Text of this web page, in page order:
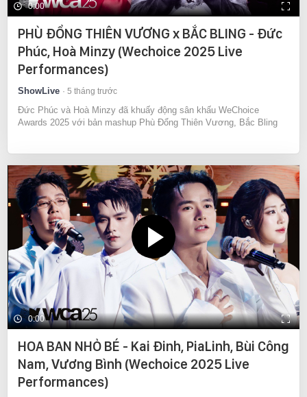
0:00
PHÙ ĐỔNG THIÊN VƯƠNG x BẮC BLING - Đức
Phúc, Hoà Minzy (Wechoice 2025 Live
Performances)
ShowLive 5 tháng trước
Đức Phúc và Hoà Minzy đã khuấy động sân khấu WeChoice
Awards 2025 với bản mashup Phù Đổng Thiên Vương, Bắc Bling
0:00
HOA BAN NHỎ BÉ - Kai Đinh, PiaLinh, Bùi Công
Nam, Vương Bình (Wechoice 2025 Live
Performances)